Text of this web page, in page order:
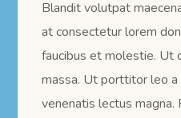
Blandit volutpat
at consectetur lorem
faucibus et molestie. Ut
massa. Ut porttitor leo
venenatis lectus magna.